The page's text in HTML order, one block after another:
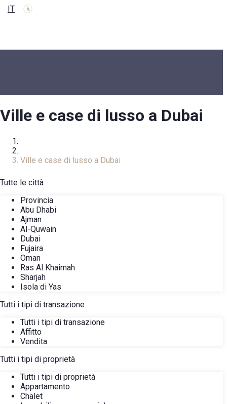
IT
Ville e case di lusso a Dubai
Ville e case di lusso a Dubai
Tutte le città
Provincia
Abu Dhabi
Ajman
Al-Quwain
Dubai
Fujaira
Oman
Ras Al Khaimah
Sharjah
Isola di Yas
Tutti i tipi di transazione
Tutti i tipi di transazione
Affitto
Vendita
Tutti i tipi di proprietà
Tutti i tipi di proprietà
Appartamento
Chalet